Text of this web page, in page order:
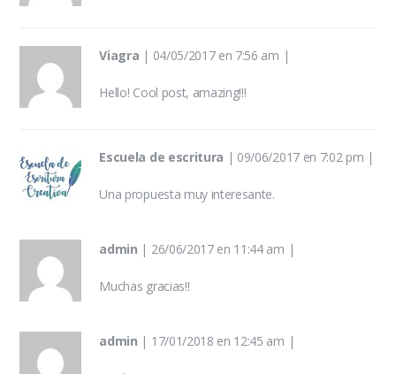
Viagra | 04/05/2017 en 7:56 am |
Hello! Cool post, amazing!!!
Escuela de escritura | 09/06/2017 en 7:02 pm |
Una propuesta muy interesante.
admin | 26/06/2017 en 11:44 am |
Muchas gracias!!
admin | 17/01/2018 en 12:45 am |